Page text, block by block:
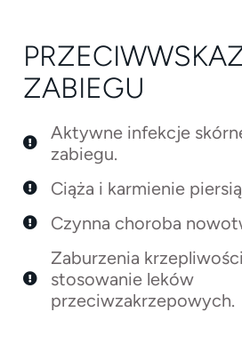
ZABIEGU
Aktywne infekcje
zabiegu.
Ciąża i karmienie
Czynna choroba
Zaburzenia
stosowanie leków
przeciwzakrzepowych.